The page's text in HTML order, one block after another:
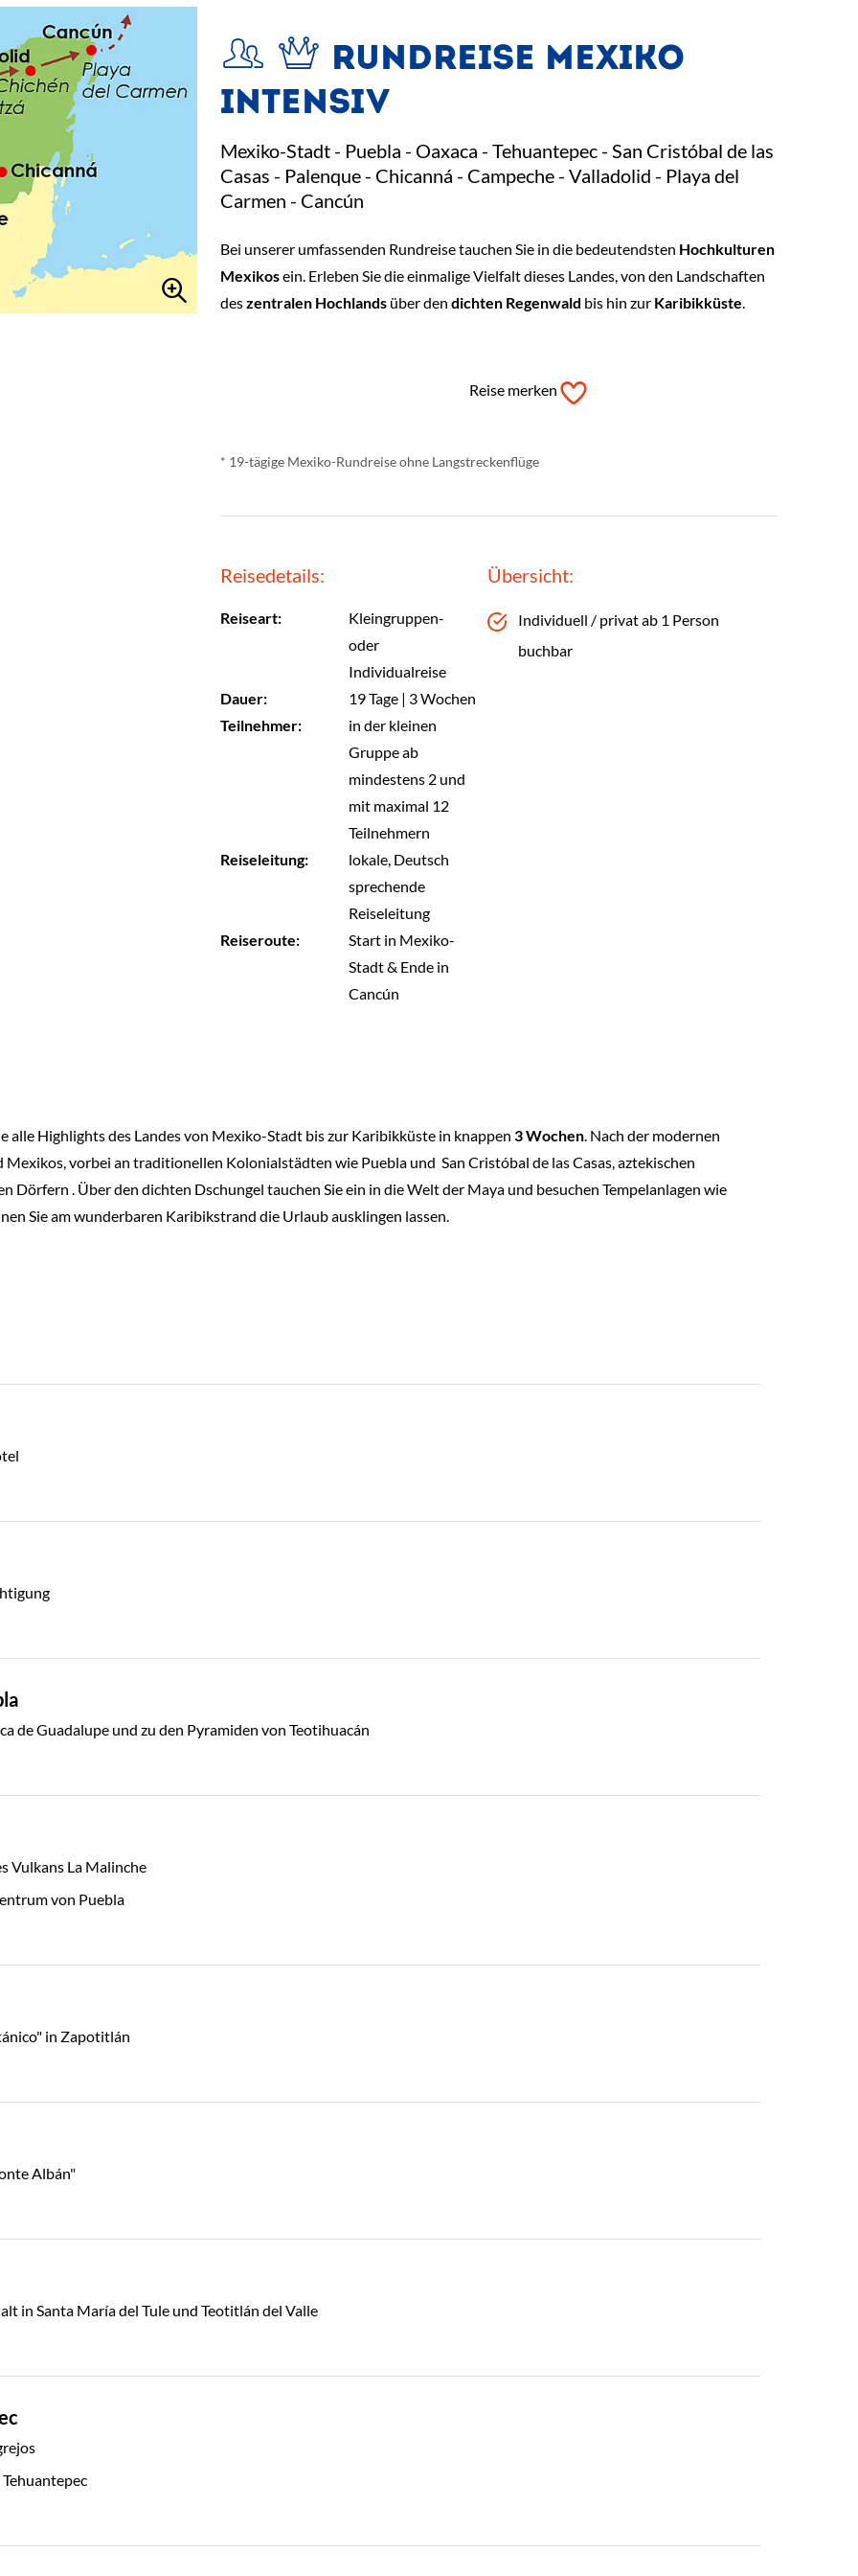
RUNDREISE MEXIKO
INTENSIV
Mexiko-Stadt - Puebla - Oaxaca - Tehuantepec - San Cristóbal de las
Casas - Palenque - Chicanná - Campeche - Valladolid - Playa del
Carmen - Cancún
Bei unserer umfassenden Rundreise tauchen Sie in die bedeutendsten Hochkulturen
Mexikosein. Erleben Sie die einmalige Vielfalt dieses Landes, von den Landschaften
deszentralen Hochlands über den dichten Regenwald bis hin zur Karibikküste.
Reise merken
* 19-tägige Mexiko-Rundreise ohne Langstreckenflüge
Reisedetails:
Reiseart:
Kleingruppen-
oder
Individualreise
Dauer:
19 Tage | 3 Wochen
Teilnehmer:
in der kleinen
Gruppe ab
mindestens 2 und
mit maximal 12
Teilnehmern
Reiseleitung:
lokale, Deutsch
sprechende
Reiseleitung
Reiseroute:
Start in Mexiko-
Stadt & Ende in
Cancún
Übersicht:
Individuell / privat ab 1 Person
buchbar
alle Highlights des Landes von Mexiko-Stadt bis zur Karibikküste in knappen 3 Wochen. Nach der modernen
vorbei an traditionellen Kolonialstädten wie Puebla und San Cristóbal de las Casas, aztekischen
Dörfern . Über den dichten Dschungel tauchen Sie ein in die Welt der Maya und besuchen Tempelanlagen wie
Sie am wunderbaren Karibikstrand die Urlaub ausklingen lassen.
de Guadalupe und zu den Pyramiden von Teotihuacán
Vulkans La Malinche
von Puebla
in Zapotitlán
Albán"
in Santa María del Tule und Teotitlán del Valle